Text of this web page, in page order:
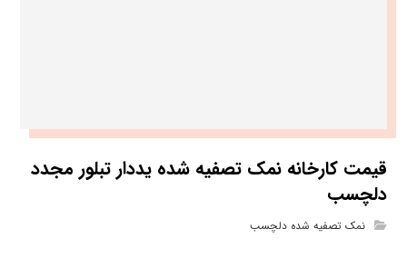
قیمت کارخانه نمک تصفیه شده یددار تبلور مجدد
دلچسب
نمک تصفیه شده دلچسب